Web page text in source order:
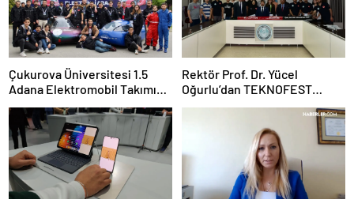
Çukurova Üniversitesi 1.5
Adana Elektromobil Takımı
yine şampiyon oldu
Rektör Prof. Dr. Yücel
Oğurlu’dan TEKNOFEST
finalistlerine teşekkür